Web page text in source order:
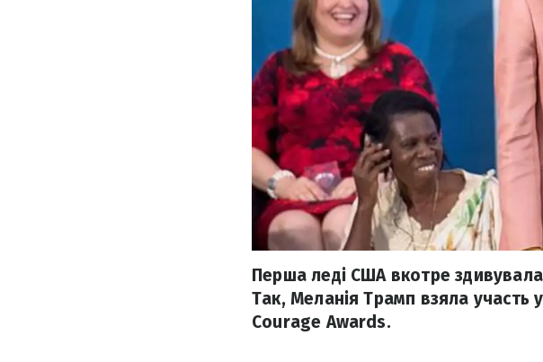
Перша леді США вкотре
Так, Меланія Трамп взяла участь
Courage Awards.